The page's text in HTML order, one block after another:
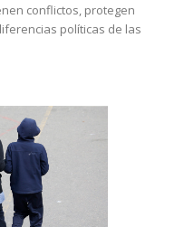
conflictos, protegen
políticas de las